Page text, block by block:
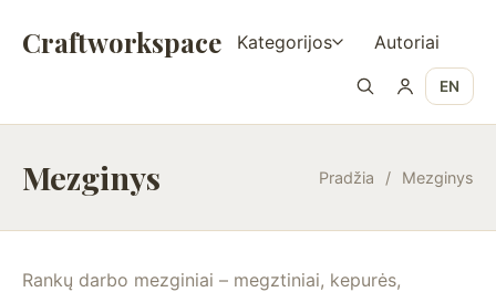
Craftworkspace Kategorijos Autoriai
EN
Mezginys Pradžia / Mezginys
Rankų darbo mezginiai – megztiniai, kepurės,